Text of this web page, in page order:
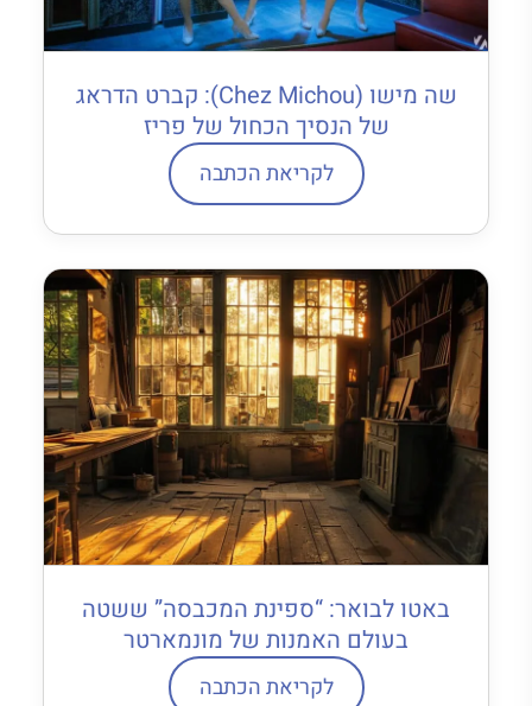
שה מישו (Chez Michou): קברט הדראג
של הנסיך הכחול של פריז
לקריאת הכתבה
באטו לבואר: “ספינת המכבסה” ששטה
בעולם האמנות של מונמארטר
לקריאת הכתבה